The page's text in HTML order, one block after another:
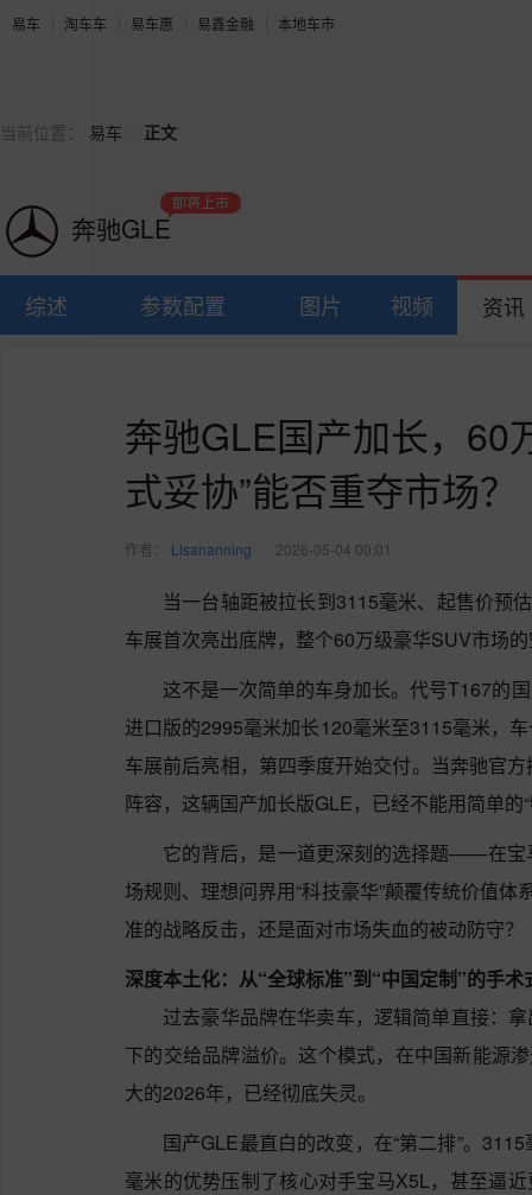
易车 淘车车 易车惠 易鑫金融 本地车市
当前位置： 易车 正文
奔驰GLE
即将上市
综述 参数配置 图片 视频 资讯
奔驰GLE国产加长，60
式妥协”能否重夺市场？
作者： Lisananning 2026-05-04 00:01
当一台轴距被拉长到3115毫米、起售价预
车展首次亮出底牌，整个60万级豪华SUV市场
这不是一次简单的车身加长。代号T167的
进口版的2995毫米加长120毫米至3115毫米，
车展前后亮相，第四季度开始交付。当奔驰官
阵容，这辆国产加长版GLE，已经不能用简单的
它的背后，是一道更深刻的选择题——在宝
场规则、理想问界用“科技豪华”颠覆传统价值体
准的战略反击，还是面对市场失血的被动防守？
深度本土化：从“全球标准”到“中国定制”的手术
过去豪华品牌在华卖车，逻辑简单直接：
下的交给品牌溢价。这个模式，在中国新能源
大的2026年，已经彻底失灵。
国产GLE最直白的改变，在“第二排”。
毫米的优势压制了核心对手宝马X5L，甚至逼